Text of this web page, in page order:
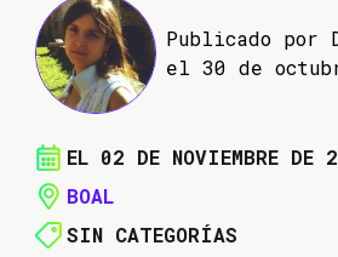
Publicado por
el 30 de
EL 02 DE NOVIEMBRE DE
BOAL
SIN CATEGORÍAS